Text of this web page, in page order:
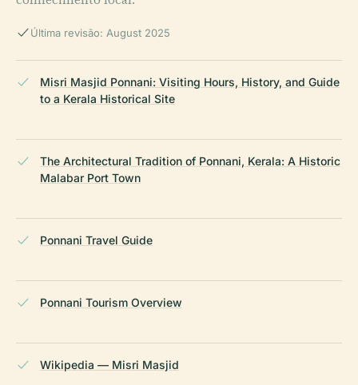
Última revisão: August 2025
Misri Masjid Ponnani: Visiting Hours, History, and Guide
to a Kerala Historical Site
The Architectural Tradition of Ponnani, Kerala: A Historic
Malabar Port Town
Ponnani Travel Guide
Ponnani Tourism Overview
Wikipedia — Misri Masjid